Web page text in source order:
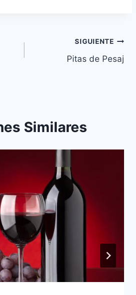
SIGUIENTE
Pitas de Pesaj
Similares